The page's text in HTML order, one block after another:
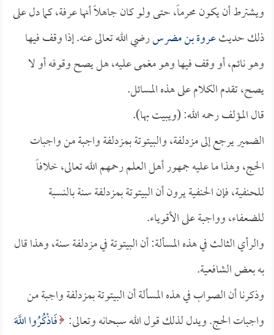
ويشترط أن يكون محرماً، حتى ولو كان جاهلاً أنها عرفة، كما دل على
ذلك حديثعروة بن مضرسرضي الله تعالى عنه. إذا وقف فيها
وهو نائم، أو وقف فيها وهو مغمى عليه، هل يصح وقوفه أو لا
يصح، تقدم الكلام على هذه المسائل.
قال المؤلف رحمه الله: (ويبيت بها).
الضمير يرجع إلى مزدلفة، والبيتوتة بمزدلفة واجبة من واجبات
الحج، وهذا ما عليه جمهور أهل العلم رحمهم الله تعالى، خلافاً
للحنفية، فإن الحنفية يرون أن البيتوتة بمزدلفة سنة بالنسبة
للضعفاء، وواجبة على الأقوياء.
والرأي الثالث في هذه المسألة: أن البيتوتة في مزدلفة سنة، وهذا قال
به بعض الشافعية.
وذكرنا أن الصواب في هذه المسألة أن البيتوتة بمزدلفة واجبة من
واجبات الحج. ويدل لذلك قول الله سبحانه وتعالى: فَاذْكُرُوا اللَّهَ